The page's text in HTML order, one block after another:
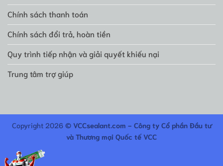
Chính sách thanh toán
Chính sách đổi trả, hoàn tiền
Quy trình tiếp nhận và giải quyết khiếu nại
Trung tâm trợ giúp
Copyright 2026 © VCCsealant.com - Công ty Cổ phần Đầu tư
và Thương mại Quốc tế VCC